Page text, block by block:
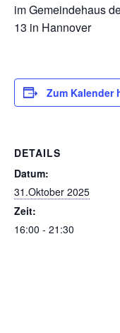
im Gemeindehaus
13 in Hannover
Zum Kalender
DETAILS
Datum:
31.Oktober 2025
Zeit:
16:00 - 21:30